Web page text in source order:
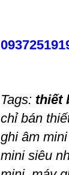
Tags: thiết
chỉ bán
ghi âm
mini siêu